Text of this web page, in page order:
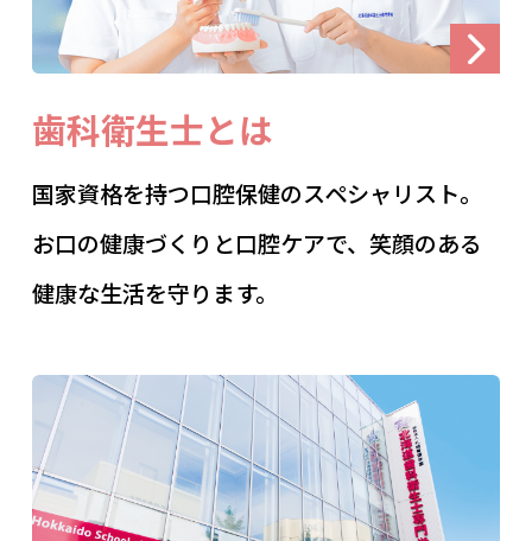
歯科衛生士とは
国家資格を持つ口腔保健のスペシャリスト。
お口の健康づくりと口腔ケアで、笑顔のある
健康な生活を守ります。